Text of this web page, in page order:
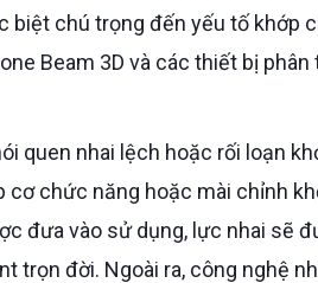
biệt chú trọng đến yếu tố khớp
Beam 3D và các thiết bị
cơ chức năng hoặc mài chỉnh
đưa vào sử dụng, lực nhai sẽ
trọn đời. Ngoài ra, công nghệ